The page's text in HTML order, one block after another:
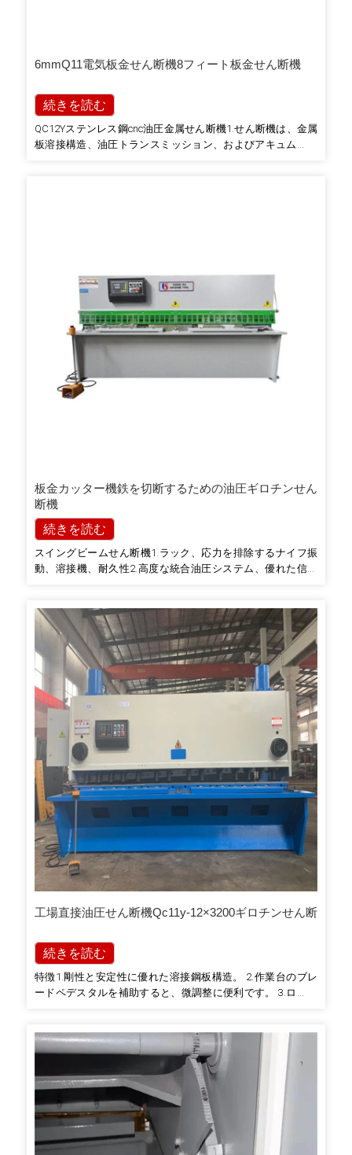
6mmQ11電気板金せん断機8フィート板金せん断機
続きを読む
QC12Yステンレス鋼cnc油圧金属せん断機1.せん断機は、金属
板溶接構造、油圧トランスミッション、およびアキュムレー
板金カッター機鉄を切断するための油圧ギロチンせん
断機
続きを読む
スイングビームせん断機1.ラック、応力を排除するナイフ振
動、溶接機、耐久性2.高度な統合油圧システム、優れた信頼
整、迅速かつ正確5.すべてのブレードエッジを最大限に活用
するには…
工場直接油圧せん断機Qc11y-12×3200ギロチンせん断
続きを読む
特徴1.剛性と安定性に優れた溶接鋼板構造。 2.作業台のブレ
ードペデスタルを補助すると、微調整に便利です。 3.ローリ
度な油圧統合システム。 5.国際標準の電気および…